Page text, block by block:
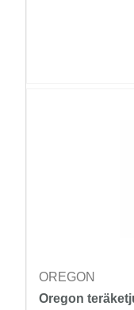
OREGON
Oregon